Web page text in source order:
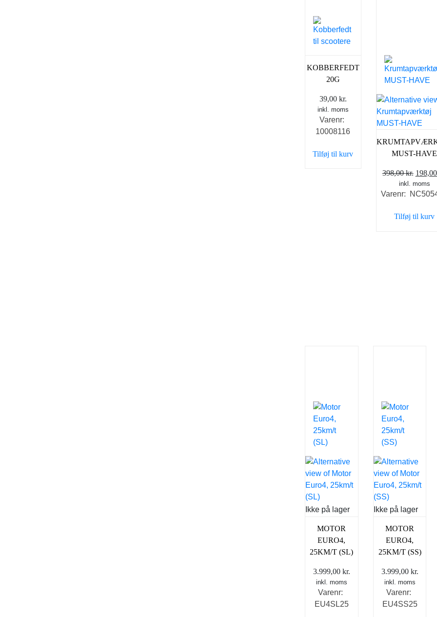
KOBBERFEDT
20G
39,00 kr.
inkl. moms
Varenr:
10008116
Tilføj til kurv
MUST-HAVE
398,00kr. Den
pris
inkl. moms
Varenr:
Tilføj til kurv
Ikke på lager
MOTOR
EURO4,
25KM/T (SL)
3.999,00 kr.
inkl. moms
Varenr:
EU4SL25
Ikke på lager
MOTOR
EURO4,
25KM/T (SS)
3.999,00 kr.
inkl. moms
Varenr:
EU4SS25